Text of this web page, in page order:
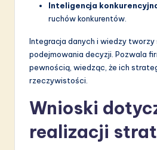
Inteligencja
ruchów konkurentów.
Integracja danych i wiedzy
podejmowania decyzji. Pozwala
pewnością, wiedząc, że ich
rzeczywistości.
Wnioski
realizacji